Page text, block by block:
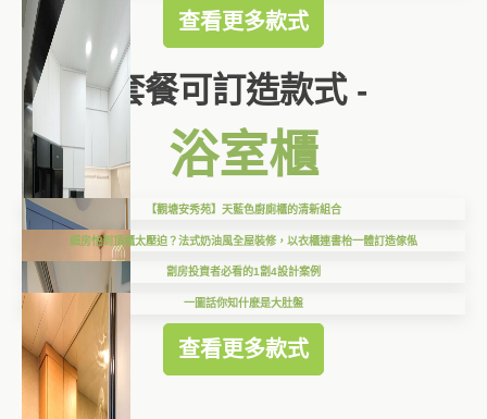
查看更多款式
套餐可訂造款式 -
浴室櫃
【觀塘安秀苑】天藍色廚廁櫃的清新組合
細房怕到頂櫃太壓迫？法式奶油風全屋裝修，以衣櫃連書枱一體訂造傢俬
劏房投資者必看的1劏4設計案例
一圖話你知什麽是大肚盤
查看更多款式